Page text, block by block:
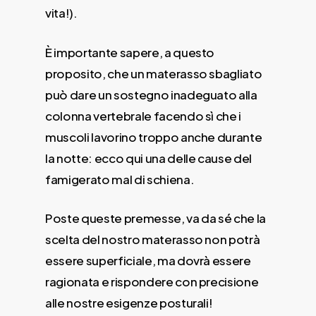
vita!).
È importante sapere, a questo
proposito, che un materasso sbagliato
può dare un sostegno inadeguato alla
colonna vertebrale facendo sì che i
muscoli lavorino troppo anche durante
la notte: ecco qui una delle cause del
famigerato mal di schiena.
Poste queste premesse, va da sé che la
scelta del nostro materasso non potrà
essere superficiale, ma dovrà essere
ragionata e rispondere con precisione
alle nostre esigenze posturali!